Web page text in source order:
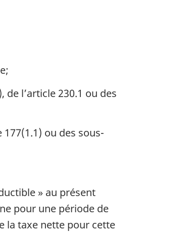
l’article 230.1 ou des
ou des sous-
» au présent
pour une période de
la taxe nette pour cette